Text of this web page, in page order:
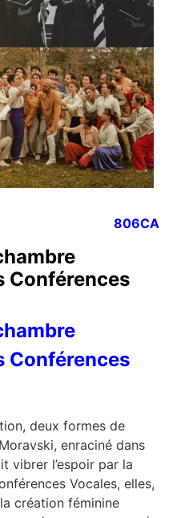
806CA
Conférences
Conférences
deux formes de
enraciné dans
vibrer l’espoir par la
Vocales, elles,
création féminine